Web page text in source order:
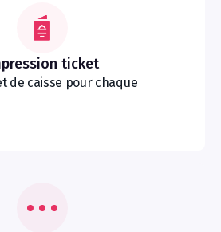
ticket
de caisse pour chaque